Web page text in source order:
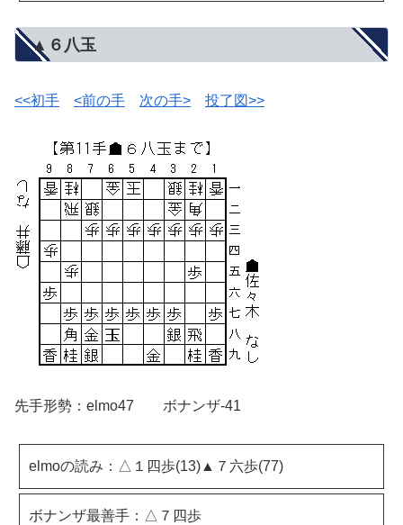
▲６八玉
<<初手 <前の手 次の手> 投了図>>
先手形勢：elmo47 ボナンザ-41
elmoの読み：△１四歩(13)▲７六歩(77)
ボナンザ最善手：△７四歩